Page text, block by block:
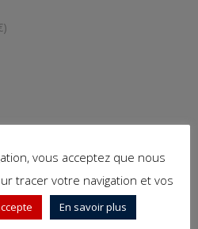
vous acceptez que nous
tracer votre navigation et vos
En savoir plus